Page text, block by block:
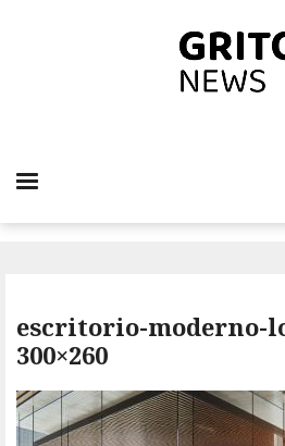
escritorio-moderno-
300×260